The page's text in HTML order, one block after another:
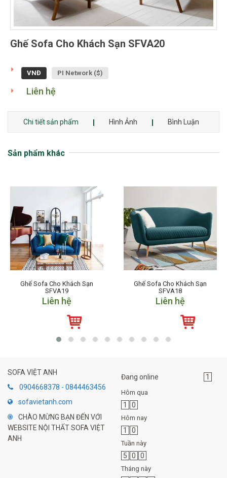
Ghế Sofa Cho Khách Sạn SFVA20
VNĐ PI Network ($)
Liên hệ
Chi tiết sản phẩm Hình Ảnh Bình Luận
Sản phẩm khác
Ghế Sofa Cho Khách Sạn
SFVA19
Liên hệ
Ghế Sofa Cho Khách Sạn
SFVA18
Liên hệ
SOFA VIỆT ANH
0904668378 - 0844463456
sofavietanh.com
CHÀO MỪNG BẠN ĐẾN VỚI
WEBSITE NỘI THẤT SOFA VIỆT
ANH
Đang online 1
Hôm qua
1 0
Hôm nay
1 0
Tuần này
5 0 0
Tháng này